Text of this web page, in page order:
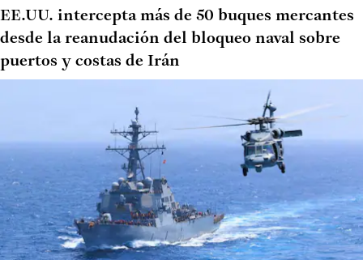
EE.UU. intercepta más de 50 buques mercantes
desde la reanudación del bloqueo naval sobre
puertos y costas de Irán